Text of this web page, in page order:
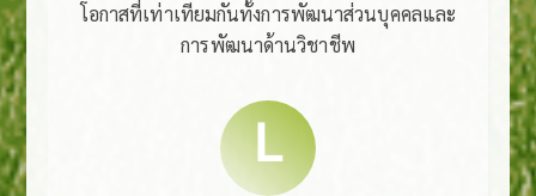
โอกาสที่เท่าเทียมกันทั้งการพัฒนาส่วนบุคคลและ
การพัฒนาด้านวิชาชีพ
L